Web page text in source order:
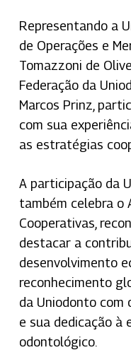
Representando a
de Operações e
Tomazzoni de
Federação da
Marcos Prinz,
com sua
as estratégias
A participação da
também celebra o
Cooperativas,
destacar a
desenvolvimento
reconhecimento
da Uniodonto com
e sua dedicação à
odontológico.